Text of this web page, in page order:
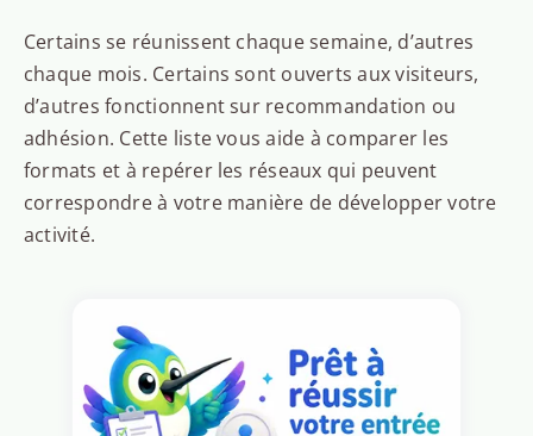
Certains se réunissent chaque semaine, d’autres
chaque mois. Certains sont ouverts aux visiteurs,
d’autres fonctionnent sur recommandation ou
adhésion. Cette liste vous aide à comparer les
formats et à repérer les réseaux qui peuvent
correspondre à votre manière de développer votre
activité.